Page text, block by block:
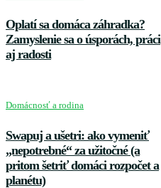
Oplatí sa domáca záhradka?
Zamyslenie sa o úsporách, práci
aj radosti
Domácnosť a rodina
Swapuj a ušetri: ako vymeniť
„nepotrebné“ za užitočné (a
pritom šetriť domáci rozpočet a
planétu)